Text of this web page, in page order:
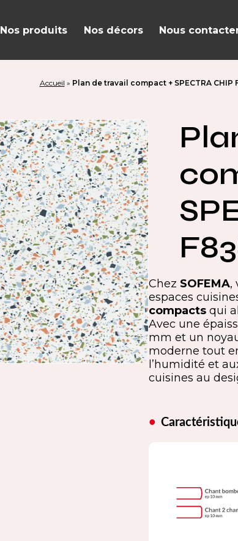
Nos produits Nos décors Nous
Accueil » Plan de travail compact + SPECTRA CHIP
Chez SOFEMA,
espaces
compacts qui
Avec une
mm et un
moderne tout
l’humidité et
cuisines au